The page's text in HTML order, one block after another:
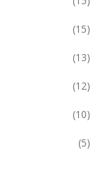
(15)
(13)
(12)
(10)
(5)